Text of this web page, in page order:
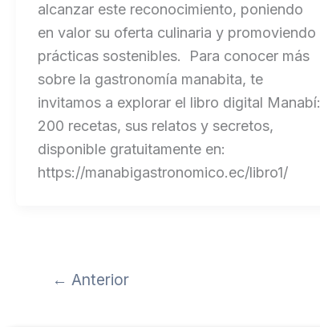
alcanzar este reconocimiento, poniendo
en valor su oferta culinaria y promoviendo
prácticas sostenibles. Para conocer más
sobre la gastronomía manabita, te
invitamos a explorar el libro digital Manabí:
200 recetas, sus relatos y secretos,
disponible gratuitamente en:
https://manabigastronomico.ec/libro1/
← Anterior